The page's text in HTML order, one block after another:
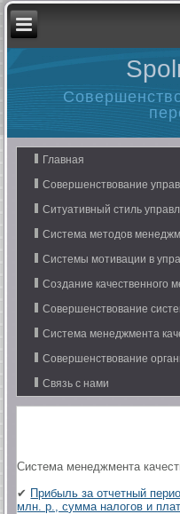
Главная
Совершенствование
Ситуативный стиль
Система методов
Системы мотивации в
Создание качественного
Совершенствование
Система менеджмента
Совершенствование
Связь с нами
Система менеджмента
✔ Прибыль за отчетный
млн. р., сумма налогов и